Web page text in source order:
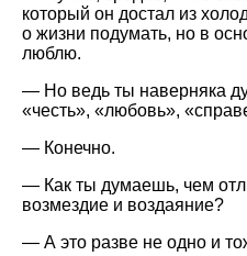
который он достал из
о жизни подумать, но в
люблю.
— Но ведь ты наверняка
«честь», «любовь»,
— Конечно.
— Как ты думаешь, чем
возмездие и воздаяние?
— А это разве не одно и